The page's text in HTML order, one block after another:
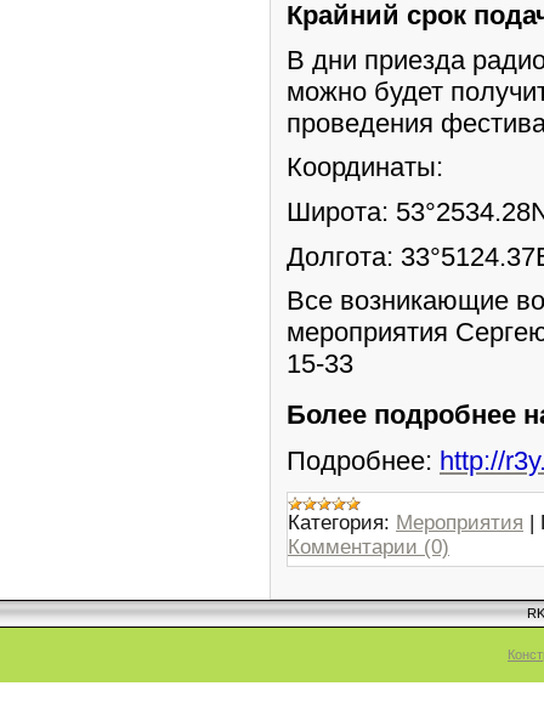
Крайний срок
В дни приезда
можно будет
проведения
Координаты:
Широта:
Долгота:
Все возникающие
мероприятия
15-33
Более подробнее
Подробнее: http://
Категория: Мероприятия
Комментарии (0)